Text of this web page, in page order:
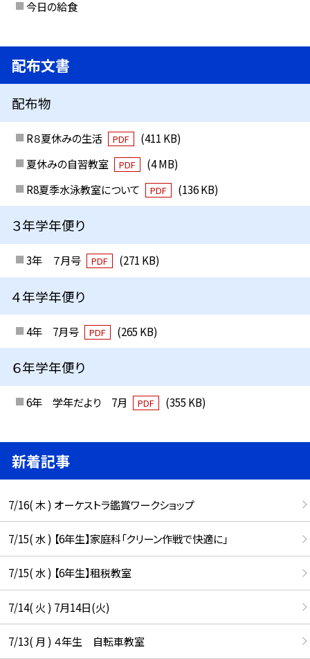
今日の給食
配布文書
配布物
R８夏休みの生活 PDF
(411 KB)
夏休みの自習教室
PDF
(4 MB)
R8夏季水泳教室について
PDF (136 KB)
３年学年便り
3年 ７月号 PDF (271 KB)
４年学年便り
4年 7月号 PDF (265 KB)
６年学年便り
6年 学年だより 7月 PDF (355 KB)
新着記事
7/16( 木 ) オーケストラ鑑賞ワークショップ
7/15( 水 ) 【6年生】家庭科「クリーン作戦で快適に」
7/15( 水 ) 【6年生】租税教室
7/14( 火 ) 7月14日(火)
7/13( 月 ) ４年生 自転車教室